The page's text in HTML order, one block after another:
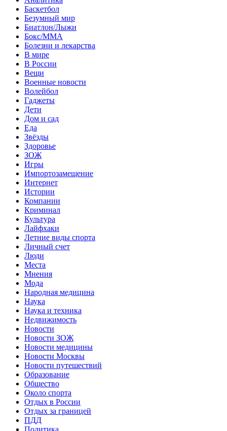
Баскетбол
Безумный мир
Биатлон/Лыжи
Бокс/MMA
Болезни и лекарства
В мире
В России
Вещи
Военные новости
Волейбол
Гаджеты
Дети
Дом и сад
Еда
Звёзды
Здоровье
ЗОЖ
Игры
Импортозамещение
Интернет
Истории
Компании
Криминал
Культура
Лайфхаки
Летние виды спорта
Личный счет
Люди
Места
Мнения
Мода
Народная медицина
Наука
Наука и техника
Недвижимость
Новости
Новости ЗОЖ
Новости медицины
Новости Москвы
Новости путешествий
Образование
Общество
Около спорта
Отдых в России
Отдых за границей
ПДД
Политика